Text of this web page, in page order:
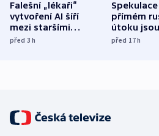
Falešní „lékaři“
vytvoření AI šíří
mezi staršími
Poláky nebezpečné
před 3h
přímém
útoku
míní
před 17h